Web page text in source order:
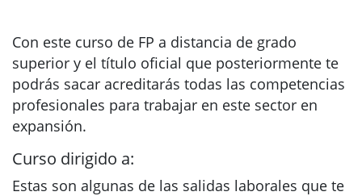
Con este curso de FP a distancia de grado
superior y el título oficial que posteriormente te
podrás sacar acreditarás todas las competencias
profesionales para trabajar en este sector en
expansión.
Curso dirigido a:
Estas son algunas de las salidas laborales que te